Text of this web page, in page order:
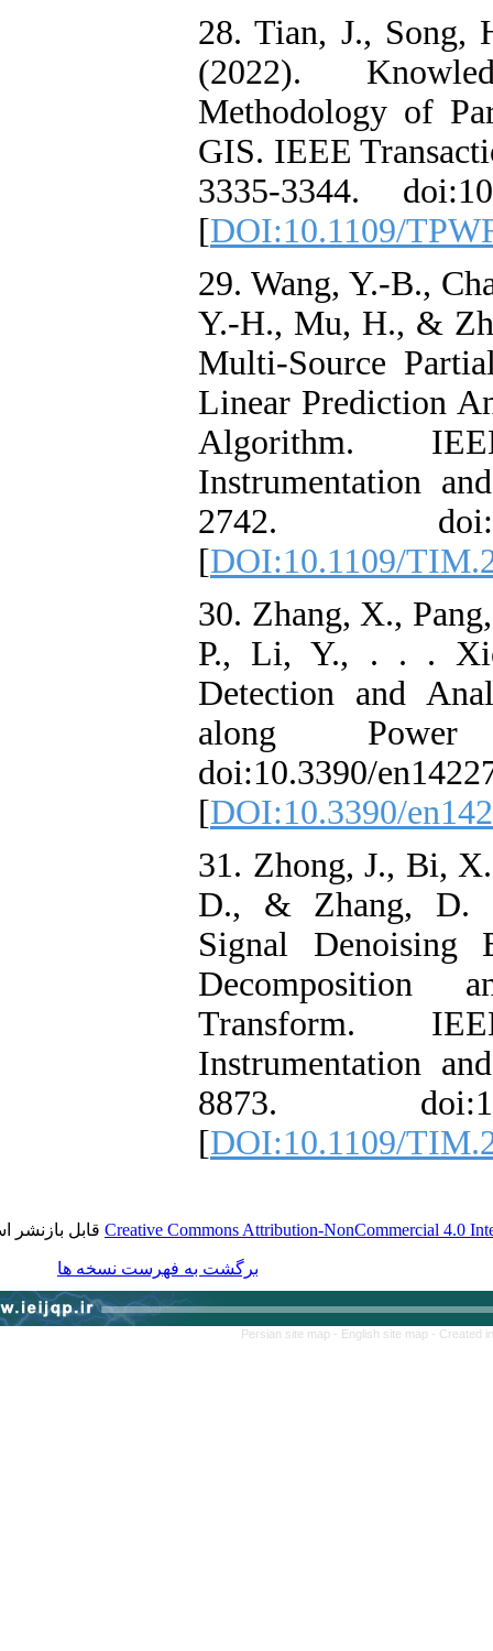
28. Tian, J.,
(2022).
Methodology
GIS. IEEE
3335-3344.
[DOI:10.1109/
29. Wang, Y.-
Y.-H., Mu, H.,
Multi-Source
Linear
Algorithm.
2742.
[DOI:10.1109/
30. Zhang, X.,
P., Li, Y., . .
Detection
along
doi:10.3390/
[DOI:10.3390/
31. Zhong, J.,
D., & Zhang,
Signal
8873.
[DOI:10.1109/
Creative Commons Attribution-قابل بازنشر است.
برگشت به فهرست نسخه ها
Persian site map -English site